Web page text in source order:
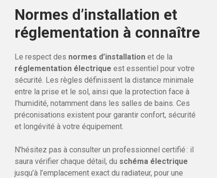
Normes d’installation et
réglementation à connaître
Le respect des normes d’installation et de la
réglementation électrique est essentiel pour votre
sécurité. Les règles définissent la distance minimale
entre la prise et le sol, ainsi que la protection face à
l’humidité, notamment dans les salles de bains. Ces
préconisations existent pour garantir confort, sécurité
et longévité à votre équipement.
N’hésitez pas à consulter un professionnel certifié : il
saura vérifier chaque détail, du schéma électrique
jusqu’à l’emplacement exact du radiateur, pour une